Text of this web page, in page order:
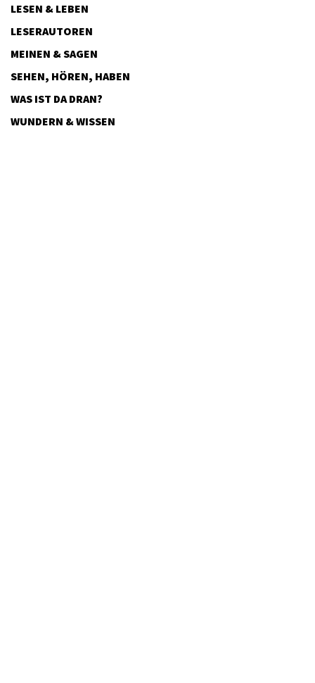
LESEN & LEBEN
LESERAUTOREN
MEINEN & SAGEN
SEHEN, HÖREN, HABEN
WAS IST DA DRAN?
WUNDERN & WISSEN